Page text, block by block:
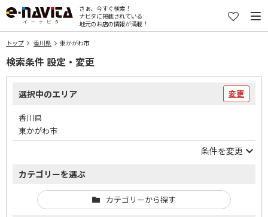
さぁ、今すぐ検索！
ナビタに掲載されている
地元のお店の情報が満載！
トップ 香川県 東かがわ市
検索条件 設定・変更
選択中のエリア 変更
香川県
東かがわ市
条件を変更
カテゴリーを選ぶ
カテゴリーから探す